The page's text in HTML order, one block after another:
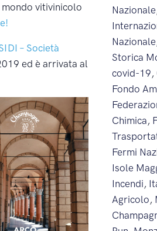
mondo vitivinicolo
– Società
ed è arrivata al
Nazionale
Nazionale
Storica
covid-19,
Fondo
Chimica,
Fermi
Isole
Incendi,
Agricolo,